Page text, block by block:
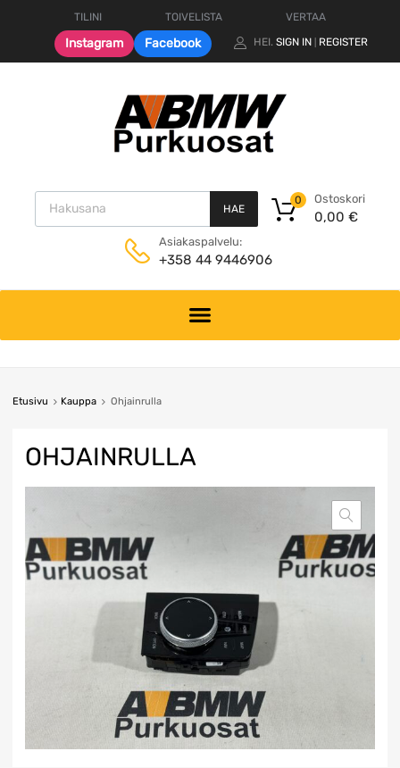
TILINI TOIVELISTA VERTAA
Instagram Facebook HEI. SIGN IN REGISTER
Products search
HAE
Ostoskori
0,00 €
0
Asiakaspalvelu:
+358 44 9446906
content
Etusivu Kauppa Ohjainrulla
OHJAINRULLA